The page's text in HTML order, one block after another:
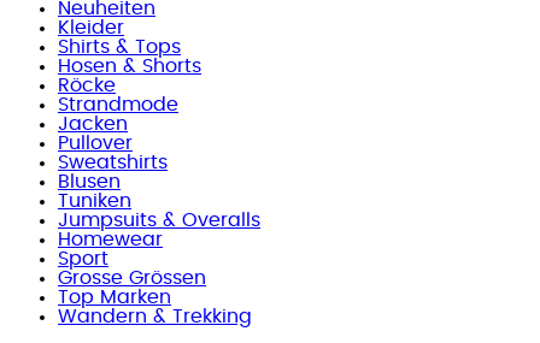
Neuheiten
Kleider
Shirts & Tops
Hosen & Shorts
Röcke
Strandmode
Jacken
Pullover
Sweatshirts
Blusen
Tuniken
Jumpsuits & Overalls
Homewear
Sport
Grosse Grössen
Top Marken
Wandern & Trekking